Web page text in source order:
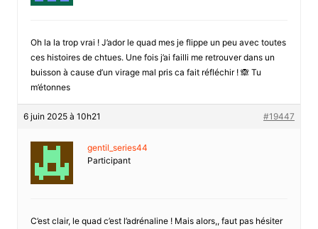
Oh la la trop vrai ! J’ador le quad mes je flippe un peu avec toutes
ces histoires de chtues. Une fois j’ai failli me retrouver dans un
buisson à cause d’un virage mal pris ca fait réfléchir ! 🙈 Tu
m’étonnes
6 juin 2025 à 10h21 #19447
gentil_series44
Participant
C’est clair, le quad c’est l’adrénaline ! Mais alors,, faut pas hésiter